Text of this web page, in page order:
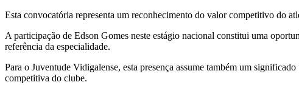
Esta convocatória representa um reconhecimento do valor competitivo do
A participação de Edson Gomes neste estágio nacional constitui uma
referência da especialidade.
Para o Juventude Vidigalense, esta presença assume também um
competitiva do clube.